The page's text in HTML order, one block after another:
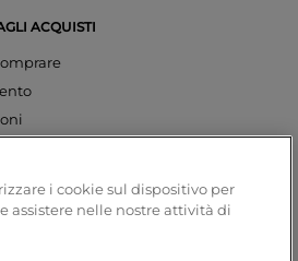
ACQUISTI
i cookie sul dispositivo per
assistere nelle nostre attività di